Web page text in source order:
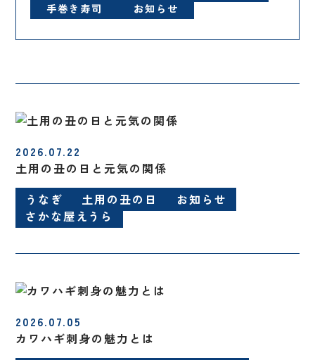
手巻き寿司
お知らせ
2026.07.22
土用の丑の日と元気の関係
うなぎ
土用の丑の日
お知らせ
さかな屋えうら
2026.07.05
カワハギ刺身の魅力とは